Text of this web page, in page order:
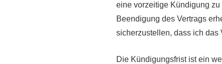
eine vorzeitige Kündigung
Beendigung des Vertrags
sicherzustellen, dass ich das
Die Kündigungsfrist ist ein